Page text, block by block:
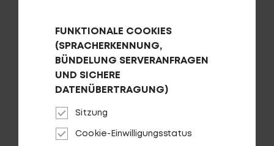
Finde dein Bike
Jetzt zu unserem Newsletter anmelden
Karriere bei CENTURION
Händlersuche
Wir sind Qualität
Finde die richtige Rahmengröße
FUNKTIONALE COOKIES
(SPRACHERKENNUNG,
BÜNDELUNG SERVERANFRAGEN
UND SICHERE
DATENÜBERTRAGUNG)
Sitzung
Cookie-Einwilligungsstatus